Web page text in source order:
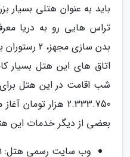
باید به عنوان هتلی بسیار
تراس هایی رو به دریا
اتاق های این هتل بسیار
2.333.750 هزار
بعضی از دیگر خدمات این
وب سایت رسمی هتل: sungate.rixos.com